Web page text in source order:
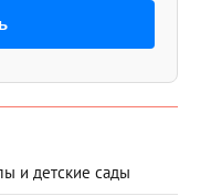
и детские сады